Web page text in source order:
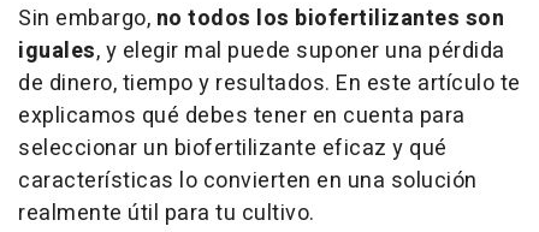
Sin embargo, no todos los biofertilizantes son
iguales, y elegir mal puede suponer una pérdida
de dinero, tiempo y resultados. En este artículo te
explicamos qué debes tener en cuenta para
seleccionar un biofertilizante eficaz y qué
características lo convierten en una solución
realmente útil para tu cultivo.